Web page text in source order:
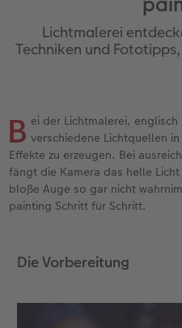
Inspiration
Jahrbuch
Reisefotobuch
hexxas
Acrylglas
Gallery Print
Hartschaum
Foto auf Holz
Ideen zur
Fotosticker
Art Prints
Rahmen
Fotogrößen
Bestellwege
Fototassen
Emaille
Dekoration
Schule &
Textilien
Taufkarten
Postkarten
Fotokarten
Digitale
Silikonhüllen
Handykette
Lederhüllen
Holzhüllen
Bio-based
Kalender
für Männer
für Frauen
für Kinder
für
für
Erste
Lichtmalerei
Techniken und
B ei der Lichtmalerei,
verschiedene Lichtquellen
Effekte zu erzeugen. Bei
fängt die Kamera das helle
bloße Auge so gar nicht
painting Schritt für Schritt.
Die Vorbereitung